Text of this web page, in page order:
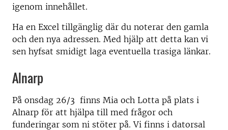
igenom innehållet.
Ha en Excel tillgänglig där du noterar den gamla
och den nya adressen. Med hjälp att detta kan vi
sen hyfsat smidigt laga eventuella trasiga länkar.
Alnarp
På onsdag 26/3 finns Mia och Lotta på plats i
Alnarp för att hjälpa till med frågor och
funderingar som ni stöter på. Vi finns i datorsal